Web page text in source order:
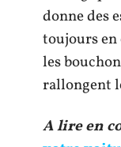
donne des
toujours en
les
rallongent
A lire en